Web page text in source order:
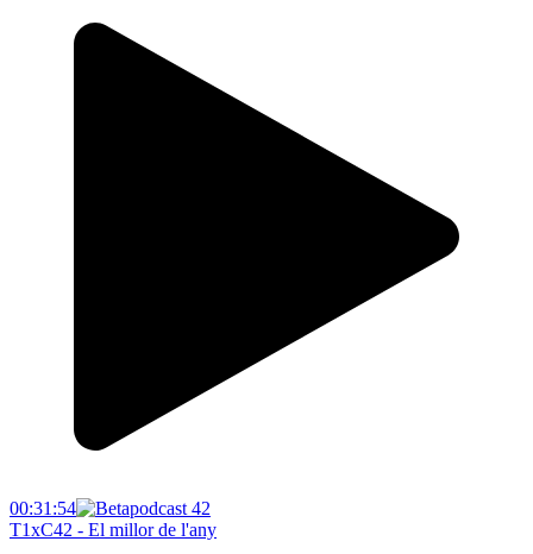
00:31:54
T1xC42 - El millor de l'any